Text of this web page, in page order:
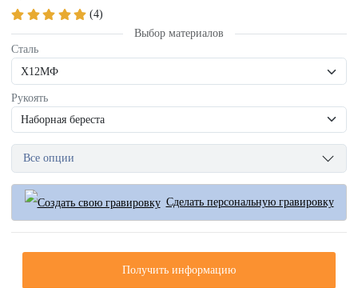
(4)
Выбор материалов
Сталь
Рукоять
Все опции
Сделать персональную гравировку
Получить информацию